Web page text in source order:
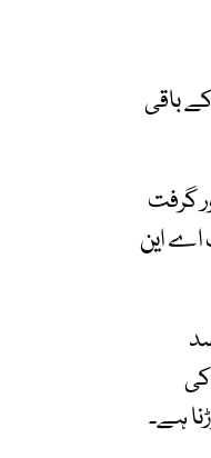
باقی
گرفت
اے این
ہے۔